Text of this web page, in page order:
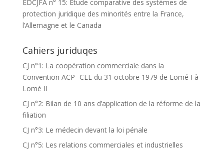
EDCJFA n° 15: Etude comparative des systèmes de
protection juridique des minorités entre la France,
l’Allemagne et le Canada
Cahiers juriduqes
CJ n°1: La coopération commerciale dans la
Convention ACP- CEE du 31 octobre 1979 de Lomé I à
Lomé II
CJ n°2: Bilan de 10 ans d’application de la réforme de la
filiation
CJ n°3: Le médecin devant la loi pénale
CJ n°5: Les relations commerciales et industrielles